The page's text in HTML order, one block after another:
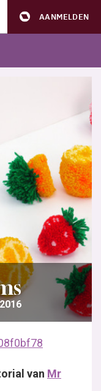
AANMELDEN
van Mr